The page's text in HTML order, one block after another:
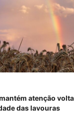
atenção
das lavouras